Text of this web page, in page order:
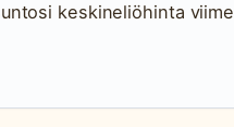
keskineliöhinta viime